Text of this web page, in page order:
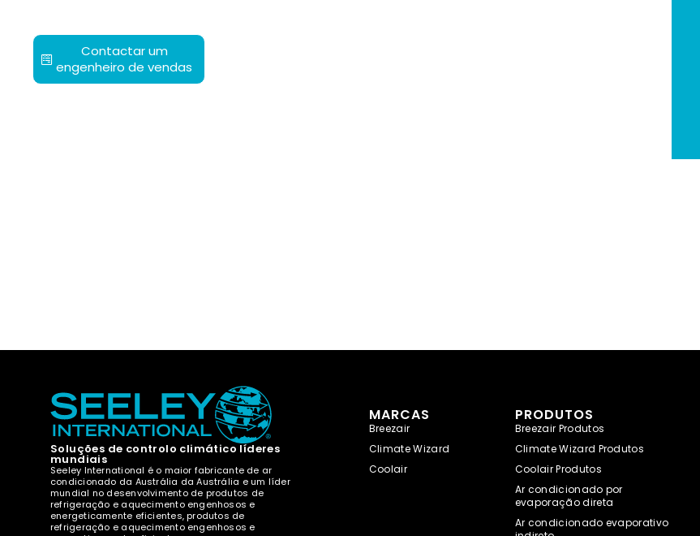
Contactar um
engenheiro de vendas
Soluções de controlo climático líderes
mundiais
Seeley International é o maior fabricante de ar
condicionado da Austrália da Austrália e um líder
mundial no desenvolvimento de produtos de
refrigeração e aquecimento engenhosos e
energeticamente eficientes, produtos de
refrigeração e aquecimento engenhosos e
MARCAS
Breezair
Climate Wizard
Coolair
PRODUTOS
Breezair Produtos
Climate Wizard Produtos
Coolair Produtos
Ar condicionado por
evaporação direta
Ar condicionado evaporativo